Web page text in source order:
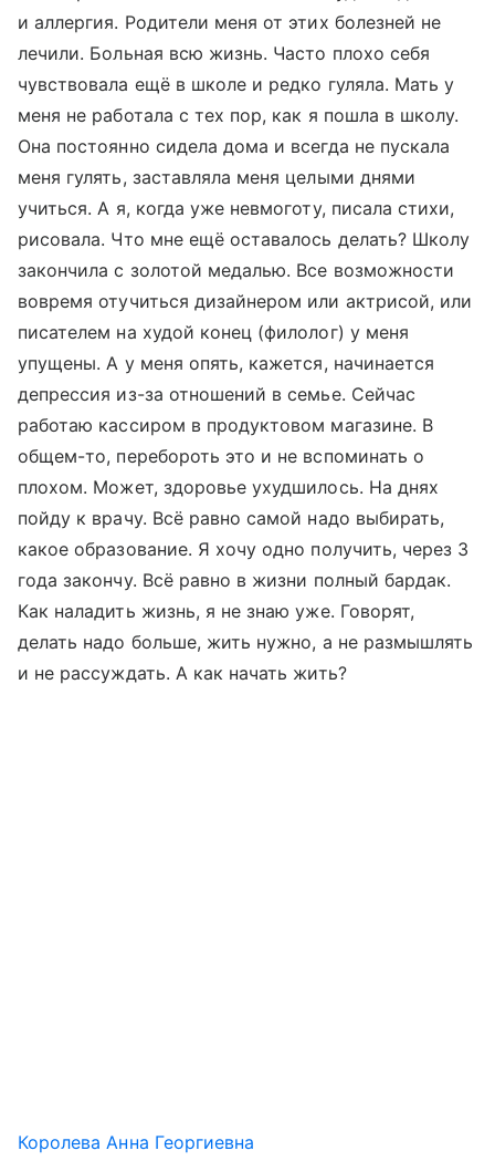
и аллергия. Родители меня от этих болезней не
лечили. Больная всю жизнь. Часто плохо себя
чувствовала ещё в школе и редко гуляла. Мать у
меня не работала с тех пор, как я пошла в школу.
Она постоянно сидела дома и всегда не пускала
меня гулять, заставляла меня целыми днями
учиться. А я, когда уже невмоготу, писала стихи,
рисовала. Что мне ещё оставалось делать? Школу
закончила с золотой медалью. Все возможности
вовремя отучиться дизайнером или актрисой, или
писателем на худой конец (филолог) у меня
упущены. А у меня опять, кажется, начинается
депрессия из-за отношений в семье. Сейчас
работаю кассиром в продуктовом магазине. В
общем-то, перебороть это и не вспоминать о
плохом. Может, здоровье ухудшилось. На днях
пойду к врачу. Всё равно самой надо выбирать,
какое образование. Я хочу одно получить, через 3
года закончу. Всё равно в жизни полный бардак.
Как наладить жизнь, я не знаю уже. Говорят,
делать надо больше, жить нужно, а не размышлять
и не рассуждать. А как начать жить?
Королева Анна Георгиевна